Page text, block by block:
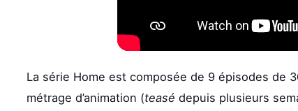
La série Home est composée de 9 épisodes de
métrage d’animation (teasé depuis plusieurs